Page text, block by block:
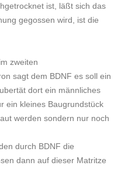
ist, läßt sich das
gegossen wird, ist die
zweiten
sagt dem BDNF es soll ein
dort ein männliches
ein kleines Baugrundstück
werden sondern nur noch
durch BDNF die
dann auf dieser Matritze